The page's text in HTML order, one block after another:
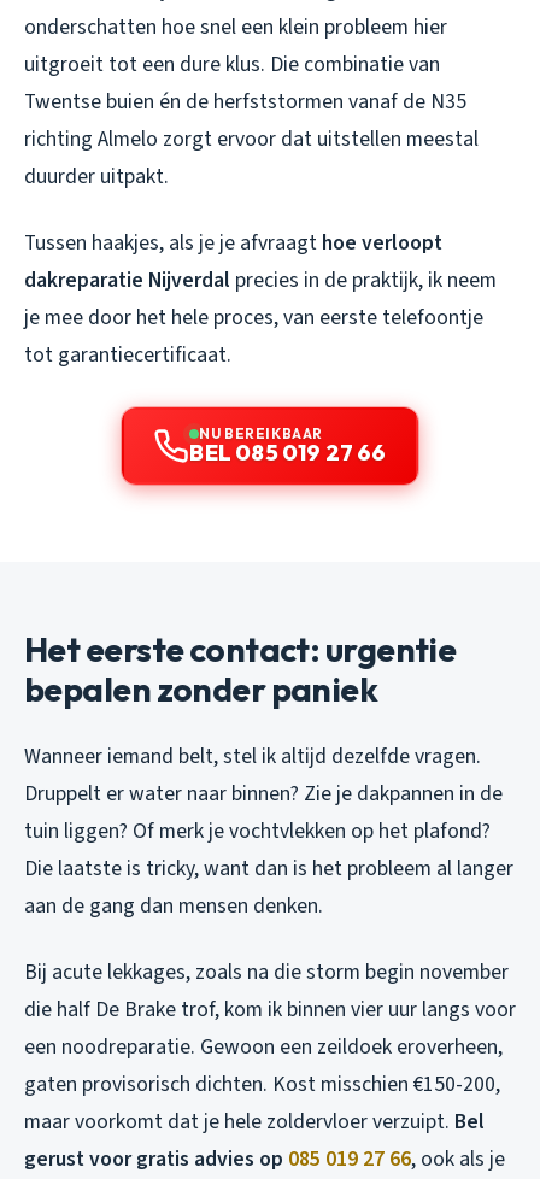
onderschatten hoe snel een klein probleem hier
uitgroeit tot een dure klus. Die combinatie van
Twentse buien én de herfststormen vanaf de N35
richting Almelo zorgt ervoor dat uitstellen meestal
duurder uitpakt.
Tussen haakjes, als je je afvraagt hoe verloopt
dakreparatie Nijverdal precies in de praktijk, ik neem
je mee door het hele proces, van eerste telefoontje
tot garantiecertificaat.
NU BEREIKBAAR
BEL 085 019 27 66
Het eerste contact: urgentie
bepalen zonder paniek
Wanneer iemand belt, stel ik altijd dezelfde vragen.
Druppelt er water naar binnen? Zie je dakpannen in de
tuin liggen? Of merk je vochtvlekken op het plafond?
Die laatste is tricky, want dan is het probleem al langer
aan de gang dan mensen denken.
Bij acute lekkages, zoals na die storm begin november
die half De Brake trof, kom ik binnen vier uur langs voor
een noodreparatie. Gewoon een zeildoek eroverheen,
gaten provisorisch dichten. Kost misschien €150-200,
maar voorkomt dat je hele zoldervloer verzuipt. Bel
gerust voor gratis advies op 085 019 27 66, ook als je